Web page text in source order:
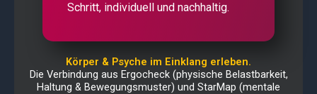
Schritt, individuell und nachhaltig.
Körper & Psyche im Einklang erleben.
Die Verbindung aus Ergocheck (physische Belastbarkeit,
Haltung & Bewegungsmuster) und StarMap (mentale